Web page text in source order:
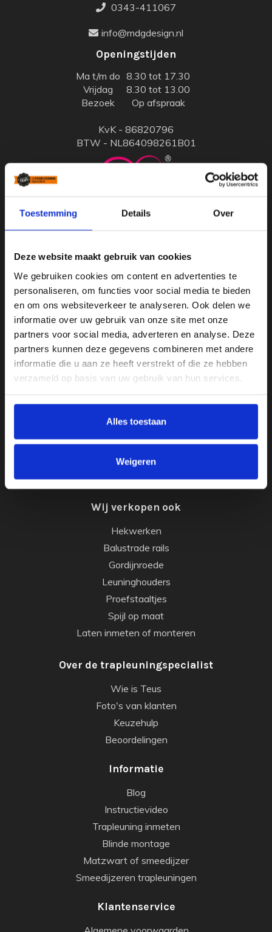
Toestemming Details Over
Deze website maakt gebruik van cookies
We gebruiken cookies om content en advertenties te
personaliseren, om functies voor social media te bieden
en om ons websiteverkeer te analyseren. Ook delen we
informatie over uw gebruik van onze site met onze
partners voor social media, adverteren en analyse. Deze
partners kunnen deze gegevens combineren met andere
informatie die u aan ze heeft verstrekt of die ze hebben
verzameld op basis van uw gebruik van hun services.
Alles toestaan
Weigeren
0343-411067
info@mdgdesign.nl
Openingstijden
Ma t/m do 8.30 tot 17.30
Vrijdag
8.30 tot 13.00
Bezoek
Op afspraak
KvK - 86820796
BTW - NL864098261B01
Standaard trapleuningen
Stalen trapleuning met houders
Houten trapleuning met houders
Maatwerk trapleuningen
Zwarte trapleuningen
Smeedijzeren trapleuningen
Trapleuningen met LED verlichting
Houten trapleuningen
Op maat buigen van de leuning
Wij verkopen ook
Hekwerken
Balustrade rails
Gordijnroede
Leuninghouders
Proefstaaltjes
Spijl op maat
Laten inmeten of monteren
Over de trapleuningspecialist
Wie is Teus
Foto's van klanten
Keuzehulp
Beoordelingen
Informatie
Blog
Instructievideo
Trapleuning inmeten
Blinde montage
Matzwart of smeedijzer
Smeedijzeren trapleuningen
Klantenservice